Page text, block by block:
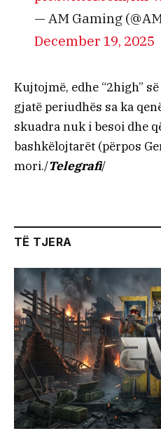
— AM Gaming
December 19, 2025
Kujtojmë, edhe “2high”
gjatë periudhës sa ka
skuadra nuk i besoi dhe
bashkëlojtarët (përpos
mori./Telegrafi/
TË TJERA